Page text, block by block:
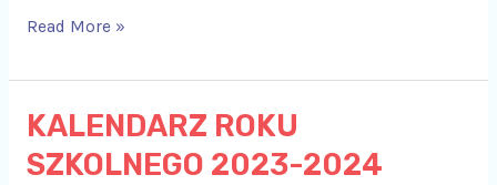
Read More »
KALENDARZ ROKU
SZKOLNEGO 2023-2024
KALENDARZ
SZKOLNEGO